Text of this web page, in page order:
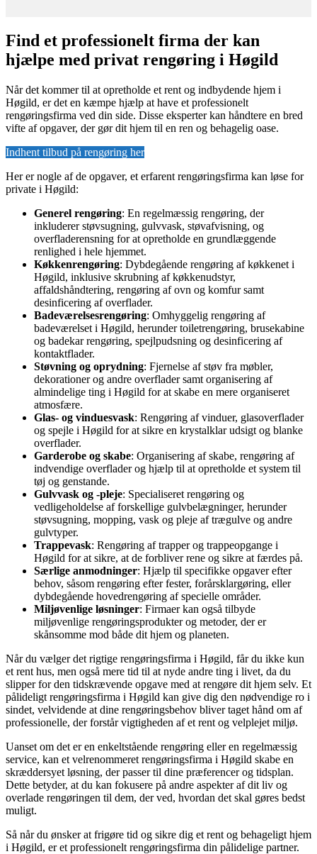
Find et professionelt firma der kan
hjælpe med privat rengøring i Høgild
Når det kommer til at opretholde et rent og indbydende hjem i
Høgild, er det en kæmpe hjælp at have et professionelt
rengøringsfirma ved din side. Disse eksperter kan håndtere en bred
vifte af opgaver, der gør dit hjem til en ren og behagelig oase.
Indhent tilbud på rengøring her
Her er nogle af de opgaver, et erfarent rengøringsfirma kan løse for
private i Høgild:
Generel rengøring: En regelmæssig rengøring, der
inkluderer støvsugning, gulvvask, støvafvisning, og
overfladerensning for at opretholde en grundlæggende
renlighed i hele hjemmet.
Køkkenrengøring: Dybdegående rengøring af køkkenet i
Høgild, inklusive skrubning af køkkenudstyr,
affaldshåndtering, rengøring af ovn og komfur samt
desinficering af overflader.
Badeværelsesrengøring: Omhyggelig rengøring af
badeværelset i Høgild, herunder toiletrengøring, brusekabine
og badekar rengøring, spejlpudsning og desinficering af
kontaktflader.
Støvning og oprydning: Fjernelse af støv fra møbler,
dekorationer og andre overflader samt organisering af
almindelige ting i Høgild for at skabe en mere organiseret
atmosfære.
Glas- og vinduesvask: Rengøring af vinduer, glasoverflader
og spejle i Høgild for at sikre en krystalklar udsigt og blanke
overflader.
Garderobe og skabe: Organisering af skabe, rengøring af
indvendige overflader og hjælp til at opretholde et system til
tøj og genstande.
Gulvvask og -pleje: Specialiseret rengøring og
vedligeholdelse af forskellige gulvbelægninger, herunder
støvsugning, mopping, vask og pleje af trægulve og andre
gulvtyper.
Trappevask: Rengøring af trapper og trappeopgange i
Høgild for at sikre, at de forbliver rene og sikre at færdes på.
Særlige anmodninger: Hjælp til specifikke opgaver efter
behov, såsom rengøring efter fester, forårsklargøring, eller
dybdegående hovedrengøring af specielle områder.
Miljøvenlige løsninger: Firmaer kan også tilbyde
miljøvenlige rengøringsprodukter og metoder, der er
skånsomme mod både dit hjem og planeten.
Når du vælger det rigtige rengøringsfirma i Høgild, får du ikke kun
et rent hus, men også mere tid til at nyde andre ting i livet, da du
slipper for den tidskrævende opgave med at rengøre dit hjem selv. Et
pålideligt rengøringsfirma i Høgild kan give dig den nødvendige ro i
sindet, velvidende at dine rengøringsbehov bliver taget hånd om af
professionelle, der forstår vigtigheden af et rent og velplejet miljø.
Uanset om det er en enkeltstående rengøring eller en regelmæssig
service, kan et velrenommeret rengøringsfirma i Høgild skabe en
skræddersyet løsning, der passer til dine præferencer og tidsplan.
Dette betyder, at du kan fokusere på andre aspekter af dit liv og
overlade rengøringen til dem, der ved, hvordan det skal gøres bedst
muligt.
Så når du ønsker at frigøre tid og sikre dig et rent og behageligt hjem
i Høgild, er et professionelt rengøringsfirma din pålidelige partner.